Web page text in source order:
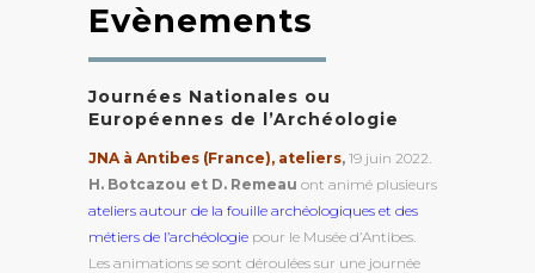
Evènements
Journées Nationales ou
Européennes de l’Archéologie
JNA à Antibes (France), ateliers, 19 juin 2022.
H. Botcazou et D. Remeau ont animé plusieurs
ateliers autour de la fouille archéologiques et des
métiers de l’archéologie pour le Musée d’Antibes.
Les animations se sont déroulées sur une journée